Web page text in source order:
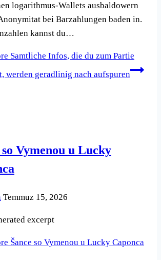
logarithmus-Wallets ausbaldowern
bei Barzahlungen baden in.
kannst du…
Samtliche Infos, die du zum Partie
werden geradlinig nach aufspuren
so Vymenou u Lucky
Temmuz 15, 2026
excerpt
Šance so Vymenou u Lucky Caponca